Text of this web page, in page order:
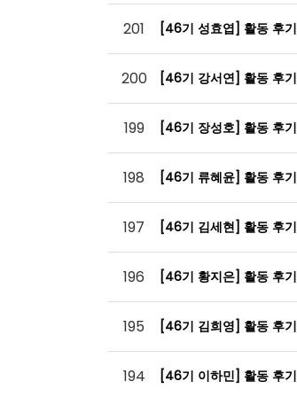
201 [46기 성효엽] 활동 후기
200 [46기 강서연] 활동 후기
199 [46기 장성호] 활동 후기
198 [46기 류혜윤] 활동 후기
197 [46기 김세현] 활동 후기
196 [46기 황지은] 활동 후기
195 [46기 김희영] 활동 후기
194 [46기 이하민] 활동 후기